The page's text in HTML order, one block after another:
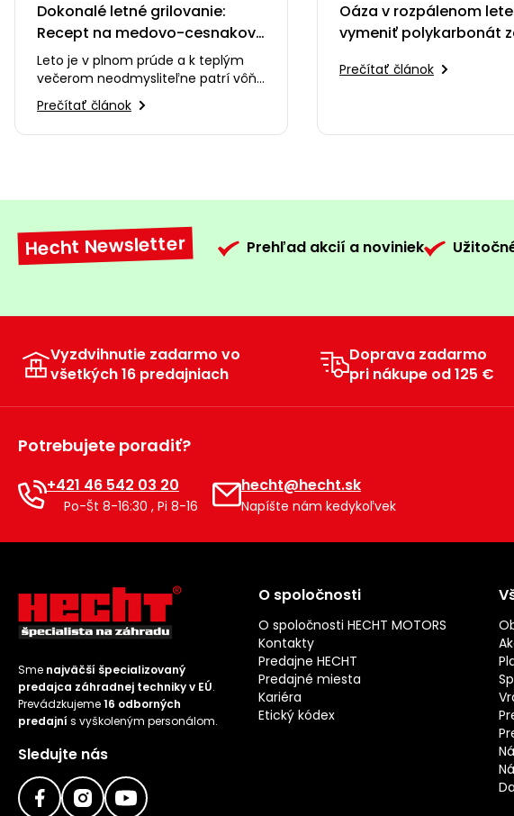
Dokonalé letné grilovanie:
Recept na medovo-cesnakové
kuracie stehná, ktoré si
zamilujete
Leto je v plnom prúde a k teplým
večerom neodmysliteľne patrí vôňa
dreveného uhlia, praskanie ohňa a
smiech s priateľmi…
Prečítať článok
Oáza v rozpálenom
vymeniť polykarbonát
Prečítať článok
Hecht Newsletter Prehľad akcií a noviniek
Vyzdvihnutie zadarmo vo
všetkých 16 predajniach
Doprava zadarmo
pri nákupe od 125 €
Potrebujete poradiť?
+421 46 542 03 20
Po-Št 8-16:30 , Pi 8-16
hecht@hecht.sk
Napíšte nám kedykoľvek
Sme najväčší špecializovaný
predajca záhradnej techniky v EÚ.
Prevádzkujeme16 odborných
predajní s vyškoleným personálom.
Sledujte nás
O spoločnosti
O spoločnosti HECHT MOTORS
Kontakty
Predajne HECHT
Predajné miesta
Kariéra
Etický kódex